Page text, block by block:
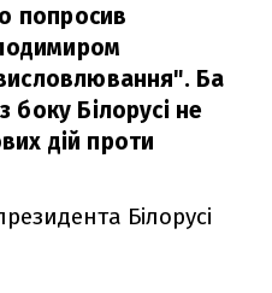
попросив
Ба
боку Білорусі не
дій проти
Білорусі